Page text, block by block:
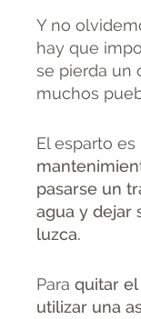
Y no
hay que
se pierda un
muchos
El esparto
pasarse un
agua y dejar
luzca.
Para quitar
utilizar una